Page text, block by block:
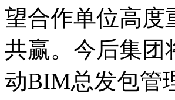
望合作单位高度
共赢。今后集团
动BIM总发包管